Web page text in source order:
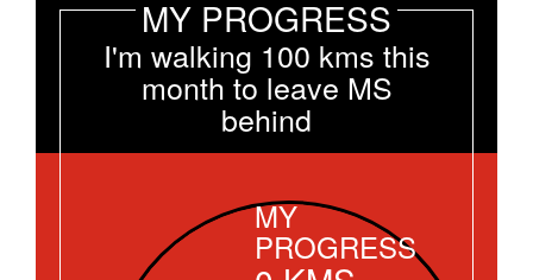
MY PROGRESS
I'm walking 100 kms this
month to leave MS
behind
MY
PROGRESS